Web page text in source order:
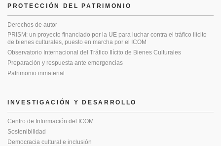
PROTECCIÓN DEL PATRIMONIO
Derechos de autor
PRISM: un proyecto financiado por la UE para luchar contra el tráfico ilícito
de bienes culturales, puesto en marcha por el ICOM
Observatorio Internacional del Tráfico Ilícito de Bienes Culturales
Preparación y respuesta ante emergencias
Patrimonio inmaterial
INVESTIGACIÓN Y DESARROLLO
Centro de Información del ICOM
Sostenibilidad
Democracia cultural e inclusión